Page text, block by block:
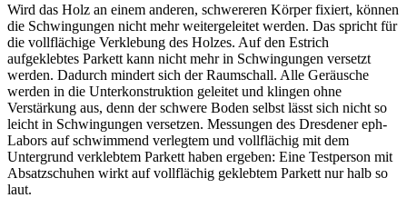
Wird das Holz an einem anderen, schwereren Körper fixiert, können
die Schwingungen nicht mehr weitergeleitet werden. Das spricht für
die vollflächige Verklebung des Holzes. Auf den Estrich
aufgeklebtes Parkett kann nicht mehr in Schwingungen versetzt
werden. Dadurch mindert sich der Raumschall. Alle Geräusche
werden in die Unterkonstruktion geleitet und klingen ohne
Verstärkung aus, denn der schwere Boden selbst lässt sich nicht so
leicht in Schwingungen versetzen. Messungen des Dresdener eph-
Labors auf schwimmend verlegtem und vollflächig mit dem
Untergrund verklebtem Parkett haben ergeben: Eine Testperson mit
Absatzschuhen wirkt auf vollflächig geklebtem Parkett nur halb so
laut.